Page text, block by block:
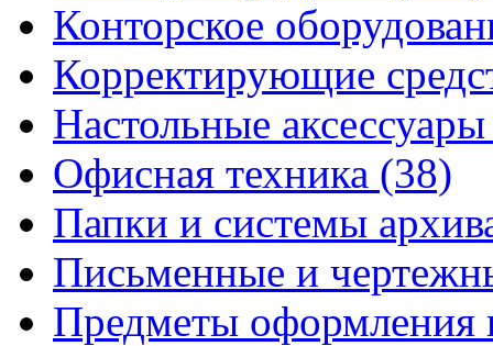
Конторское
Корректирующие
Настольные
Офисная техника (38)
Папки и системы
Письменные и
Предметы оформления